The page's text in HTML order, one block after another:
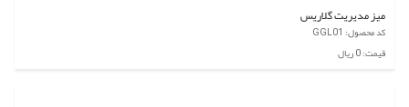
میز مدیریت گلاریس
کد محصول: GGL01
قیمت: 0 ریال